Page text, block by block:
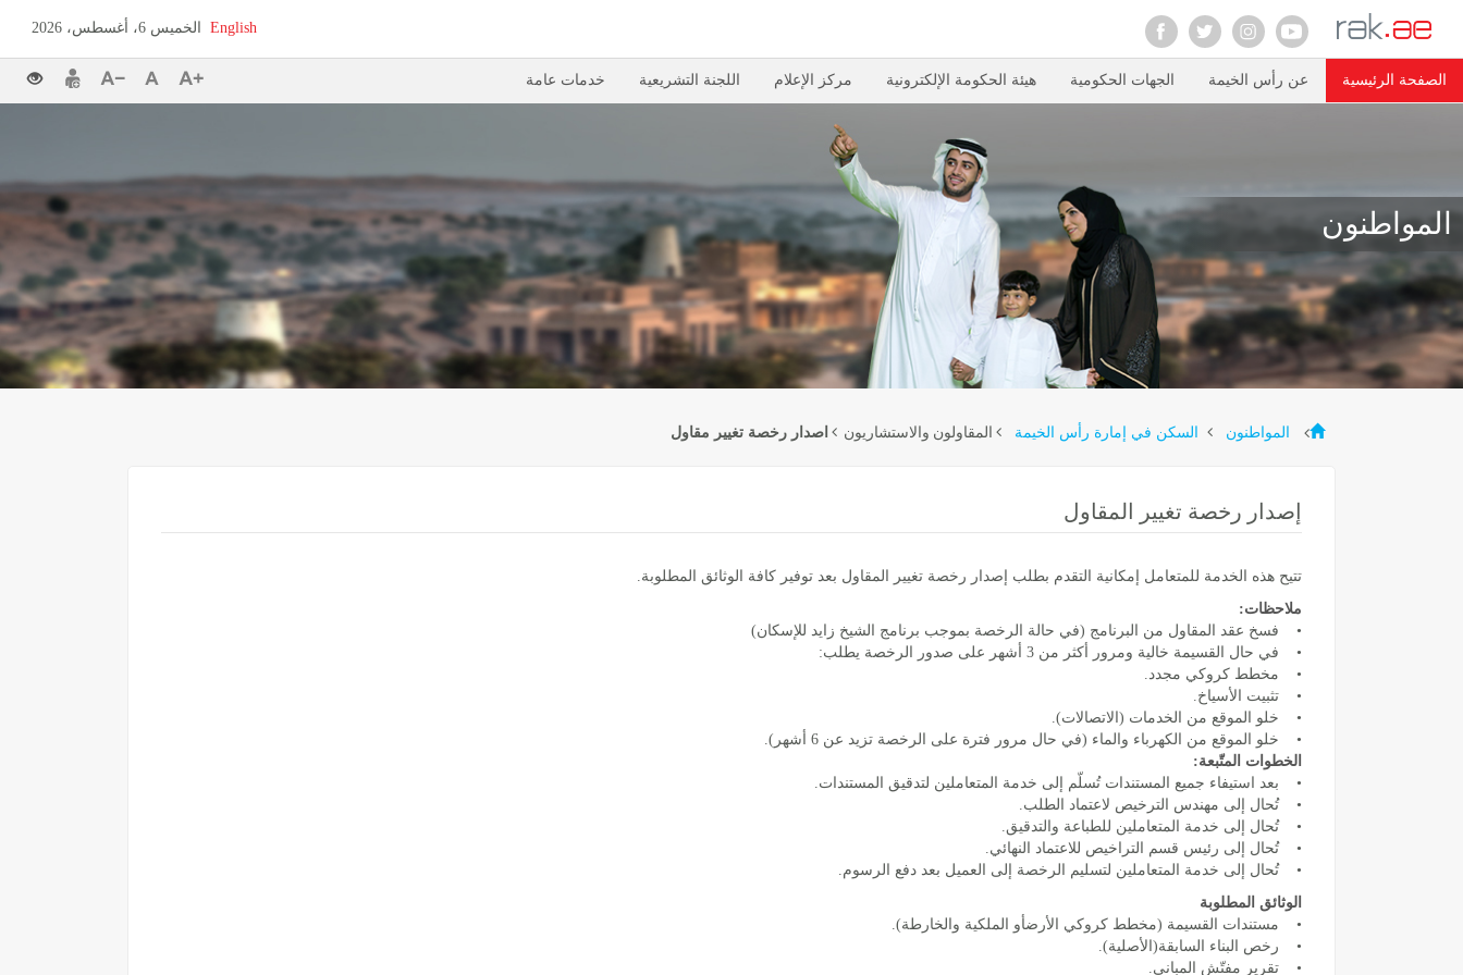
English الخميس 6، أغسطس، 2026
الصفحة الرئيسية عن رأس الخيمة الجهات الحكومية هيئة الحكومة الإلكترونية مركز الإعلام اللجنة التشريعية خدمات عامة
المواطنون
المواطنون السكن في إمارة رأس الخيمة المقاولون والاستشاريون اصدار رخصة تغيير مقاول
إصدار رخصة تغيير المقاول
تتيح هذه الخدمة للمتعامل إمكانية التقدم بطلب إصدار رخصة تغيير المقاول بعد توفير كافة الوثائق المطلوبة.
ملاحظات:
• فسخ عقد المقاول من البرنامج (في حالة الرخصة بموجب برنامج الشيخ زايد للإسكان)
• في حال القسيمة خالية ومرور أكثر من 3 أشهر على صدور الرخصة يطلب:
• مخطط كروكي مجدد.
• تثبيت الأسياخ.
• خلو الموقع من الخدمات (الاتصالات).
• خلو الموقع من الكهرباء والماء (في حال مرور فترة على الرخصة تزيد عن 6 أشهر).
الخطوات المتّبعة:
• بعد استيفاء جميع المستندات تُسلّم إلى خدمة المتعاملين لتدقيق المستندات.
• تُحال إلى مهندس الترخيص لاعتماد الطلب.
• تُحال إلى خدمة المتعاملين للطباعة والتدقيق.
• تُحال إلى رئيس قسم التراخيص للاعتماد النهائي.
• تُحال إلى خدمة المتعاملين لتسليم الرخصة إلى العميل بعد دفع الرسوم.
الوثائق المطلوبة
• مستندات القسيمة (مخطط كروكي الأرضأو الملكية والخارطة).
• رخص البناء السابقة(الأصلية).
• تقرير مفتّش المباني.